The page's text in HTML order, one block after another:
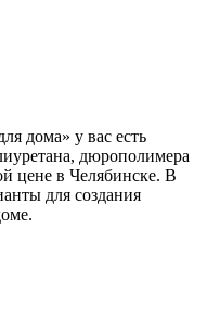
дома» у вас есть
дюрополимера
цене в Челябинске. В
для создания